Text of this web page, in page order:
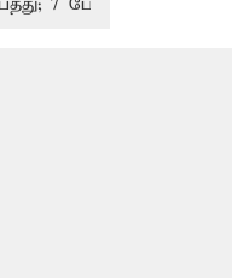
7 பேர் பலி - பிரதமர்